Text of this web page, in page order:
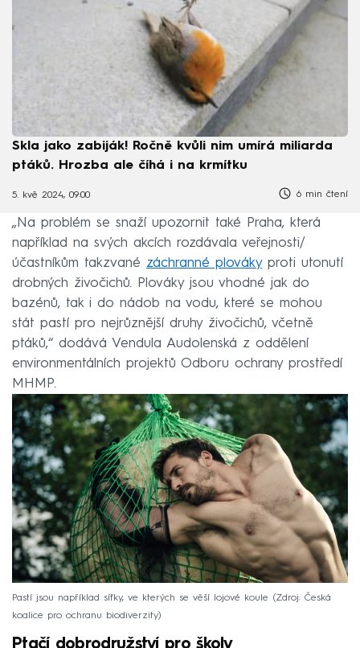
Skla jako zabiják! Ročně kvůli nim umírá miliarda
ptáků. Hrozba ale číhá i na krmítku
5. kvě 2024, 09:00 6 min čtení
„Na problém se snaží upozornit také Praha, která
například na svých akcích rozdávala veřejnosti/
účastníkům takzvané záchranné plovákyproti utonutí
drobných živočichů. Plováky jsou vhodné jak do
bazénů, tak i do nádob na vodu, které se mohou
stát pastí pro nejrůznější druhy živočichů, včetně
ptáků,“ dodává Vendula Audolenská z oddělení
environmentálních projektů Odboru ochrany prostředí
MHMP.
Pastí jsou například síťky, ve kterých se věší lojové koule
Zdroj: Česká
koalice pro ochranu biodiverzity
Ptačí dobrodružství pro školy